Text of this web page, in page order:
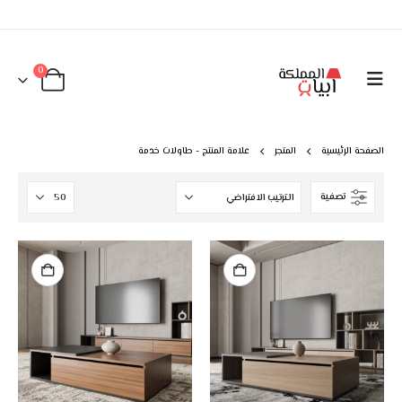
0
الصفحة الرئيسية المتجر علامة المنتج - طاولات خدمة
تصفية